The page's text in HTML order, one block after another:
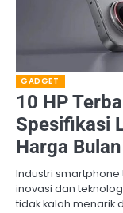
GADGET
10 HP
Spesifikasi
Harga
Industri
inovasi dan
tidak kalah menarik